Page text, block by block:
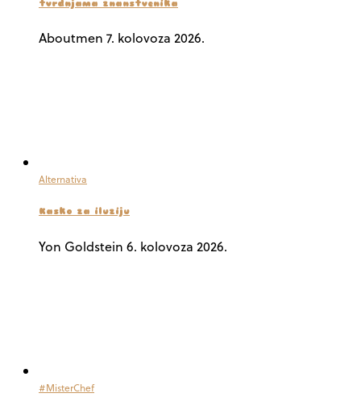
tvrdnjama znanstvenika
Aboutmen 7. kolovoza 2026.
Alternativa
Kasko za iluziju
Yon Goldstein 6. kolovoza 2026.
#MisterChef